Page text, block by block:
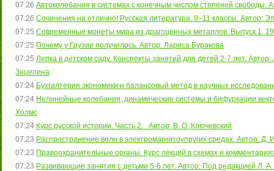
07:26 Автоколебания в системах с конечным числом степеней свободы.
07:26 Сочинения на отлично! Русская литература. 9–11 классы. Автор:
07:25 Современные монеты мира из драгоценных металлов. Выпуск 1.
07:25 Почему у Грузии получилось. Автор: Лариса Буракова
07:25 Лепка в детском саду. Конспекты занятий для детей 2-7 лет.
Зацепина
07:24 Бухгалтерия экономики и балансовый метод в научных
07:24 Нелинейные колебания, динамические системы и бифуркации
Холмс
07:24 Курс русской истории. Часть 2. . Автор: В. О. Ключевский
07:23 Распространение волн в электромагнитоупругих средах. Автор:
07:23 Правоохранительные органы. Курс лекций в схемах и
07:23 Развивающие занятия с детьми 5-6 лет. Автор: Под редакцией Л.